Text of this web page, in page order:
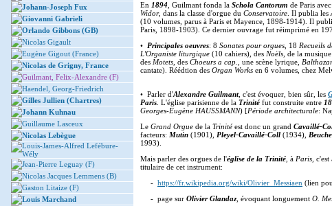
Johann-Joseph Fux
Giovanni Gabrieli
Orlando Gibbons (GB)
Nicolas Gigault
Eugène Gigout (France)
Nicolas de Grigny, France
Guilmant, Felix-Alexandre (F)
Haendel, Georg-Friedrich
Gilles Jullien (Chartres)
Johann Kuhnau
Guillaume Lasceux
Nicolas Lebègue
Louis-James-Alfred Lefébure-
Wély
Jean-Pierre Leguay (F)
Nicolas Jacques Lemmens (B)
Gaston Litaize (F)
Louis Marchand
En 1894 Guilmant fonda la Schola Cantorum de Paris
Widor, dans la classe d'orgue du Conservatoire . Il publia les
(10 volumes, parus à Paris et Mayence, 1898-1914). Il
Paris, 1898-1903). Ce dernier ouvrage fut réimprimé en
• Principales oeuvres: 8 Sonates pour orgues , 18 Recueils
L'Organiste liturgique (10 cahiers), des Noëls , de la
des Motets , des Choeurs a cap. , une scène lyrique, Balthazar
cantate). Réédtion des Organ Works en 6 volumes, chez
• Parler d'Alexandre Guilmant, c'est évoquer, bien sûr, les
Paris . L'église parisienne de la Trinité fut construite entre
Georges-Eugène HAUSSMANN) [Période architecturale:
Le Grand Orgue de la Trinité est donc un grand Cavaillé-
facteurs: Mutin (1901), Pleyel-Cavaillé-Coll (1934),
1993).
Mais parler des orgues de l'église de la Trinité , à Paris ,
titulaire de cet instrument:
- https://fr.wikipedia.org/wiki/Olivier_Messiaen (lien
- page sur Olivier Glandaz , évoquant longuement O.